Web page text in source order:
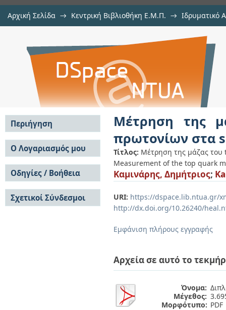
Αρχική Σελίδα → Κεντρική Βιβλιοθήκη Ε.Μ.Π. → Ιδρυματικό
Μέτρηση της μάζας του top
13TeV στο πείραμα CMS
Μέτρηση της
πρωτονίων στα
Τίτλος: Μέτρηση της μάζας του
Measurement of the top quark
Καμινάρης, Δημήτριος;
URI: https://dspace.lib.ntua.gr/
http://dx.doi.org/10.26240/
Εμφάνιση πλήρους εγγραφής
Αρχεία σε αυτό το
Όνομα:
Μέγεθος:
Μορφότυπο: PDF
Περιήγηση
Σε όλο το DSpace
Κοινότητες & Συλλογές
Ανά Ημερομηνία
Έκδοσης
Συγγραφείς
Τίτλοι
Θέματα
Ο Λογαριασμός μου
Σύνδεση
Εγγραφή
Οδηγίες / Βοήθεια
Οδηγίες Υποβολής
Οδηγίες Χρήσης ΙΑ
Συχνές Ερωτήσεις
Σχετικοί Σύνδεσμοι